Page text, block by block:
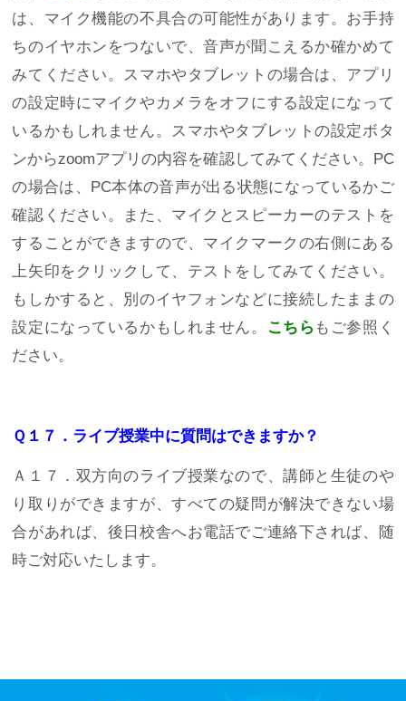
は、マイク機能の不具合の可能性があります。お手持
ちのイヤホンをつないで、音声が聞こえるか確かめて
みてください。スマホやタブレットの場合は、アプリ
の設定時にマイクやカメラをオフにする設定になって
いるかもしれません。スマホやタブレットの設定ボタ
ンからzoomアプリの内容を確認してみてください。PC
の場合は、PC本体の音声が出る状態になっているかご
確認ください。また、マイクとスピーカーのテストを
することができますので、マイクマークの右側にある
上矢印をクリックして、テストをしてみてください。
もしかすると、別のイヤフォンなどに接続したままの
設定になっているかもしれません。
こちら もご参照く
ださい。
Ｑ１７．ライブ授業中に質問はできますか？
Ａ１７．双方向のライブ授業なので、講師と生徒のや
り取りができますが、すべての疑問が解決できない場
合があれば、後日校舎へお電話でご連絡下されば、随
時ご対応いたします。